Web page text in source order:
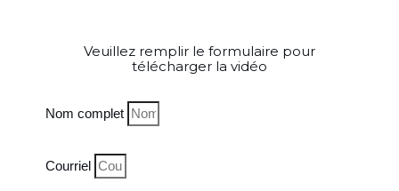
Veuillez remplir le formulaire pour
télécharger la vidéo
Nom complet
Courriel